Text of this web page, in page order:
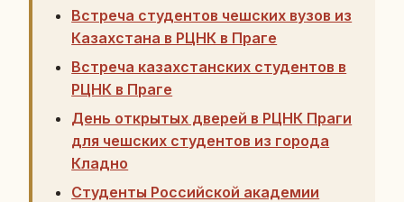
Встреча студентов чешских вузов из
Казахстана в РЦНК в Праге
Встреча казахстанских студентов в
РЦНК в Праге
День открытых дверей в РЦНК Праги
для чешских студентов из города
Кладно
Студенты Российской академии